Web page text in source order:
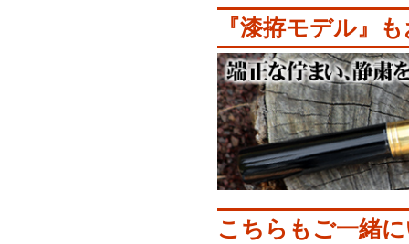
『漆拵モデル』
こちらもご一緒